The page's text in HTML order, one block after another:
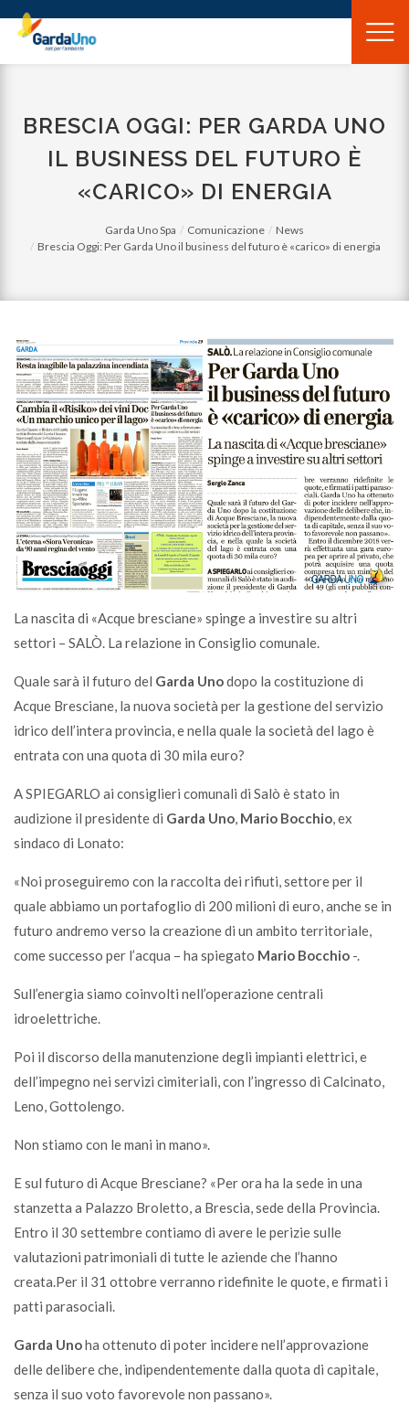
Gardauno
Spa
BRESCIA OGGI: PER GARDA UNO
IL BUSINESS DEL FUTURO È
«CARICO» DI ENERGIA
Garda Uno Spa Comunicazione
News
Brescia Oggi: Per Garda Uno il business del futuro è «carico» di energia
La nascita di «Acque bresciane» spinge a investire su altri
settori – SALÒ. La relazione in Consiglio comunale.
Quale sarà il futuro del Garda Unodopo la costituzione di
Acque Bresciane, la nuova società per la gestione del servizio
idrico dell’intera provincia, e nella quale la società del lago è
entrata con una quota di 30 mila euro?
A SPIEGARLO ai consiglieri comunali di Salò è stato in
audizione il presidente di Garda Uno, Mario Bocchio, ex
sindaco di Lonato:
«Noi proseguiremo con la raccolta dei rifiuti, settore per il
quale abbiamo un portafoglio di 200 milioni di euro, anche se in
futuro andremo verso la creazione di un ambito territoriale,
come successo per l’acqua – ha spiegato Mario Bocchio -.
Sull’energia siamo coinvolti nell’operazione centrali
idroelettriche.
Poi il discorso della manutenzione degli impianti elettrici, e
dell’impegno nei servizi cimiteriali, con l’ingresso di Calcinato,
Leno, Gottolengo.
Non stiamo con le mani in mano».
E sul futuro di Acque Bresciane? «Per ora ha la sede in una
stanzetta a Palazzo Broletto, a Brescia, sede della Provincia.
Entro il 30 settembre contiamo di avere le perizie sulle
valutazioni patrimoniali di tutte le aziende che l’hanno
creata.Per il 31 ottobre verranno ridefinite le quote, e firmati i
patti parasociali.
Garda Unoha ottenuto di poter incidere nell’approvazione
delle delibere che, indipendentemente dalla quota di capitale,
senza il suo voto favorevole non passano».